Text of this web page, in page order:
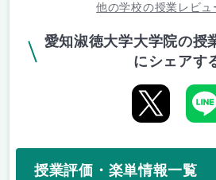
他の学校の授業レビュ
愛知淑徳大学大学院の授
にシェアす
授業評価・楽単情報一覧